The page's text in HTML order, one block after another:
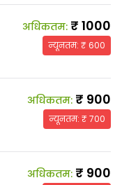
अधिकतम: ₹ 1000
न्यूनतम: ₹600
अधिकतम: ₹ 900
न्यूनतम: ₹700
अधिकतम: ₹ 900